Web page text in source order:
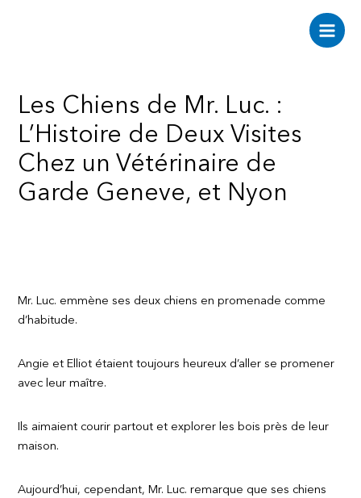
Main
Les Chiens de Mr. Luc. :
L’Histoire de Deux Visites
Chez un Vétérinaire de
Garde Geneve, et Nyon
Mr. Luc. emmène ses deux chiens en promenade comme
d’habitude.
Angie et Elliot étaient toujours heureux d’aller se promener
avec leur maître.
Ils aimaient courir partout et explorer les bois près de leur
maison.
Aujourd’hui, cependant, Mr. Luc. remarque que ses chiens